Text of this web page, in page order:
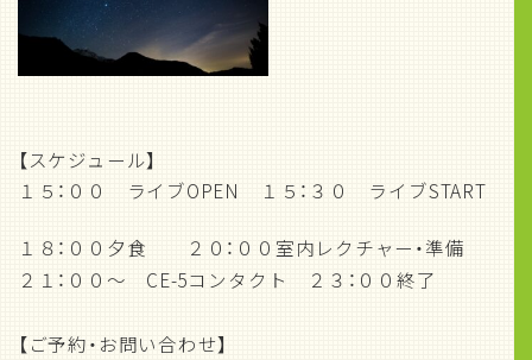
【スケジュール】
１５：００ ライブOPEN １５：３０ ライブSTART
１８：００夕食 ２０：００室内レクチャー・準備
２１：００～ CE-5コンタクト ２３：００終了
【ご予約・お問い合わせ】